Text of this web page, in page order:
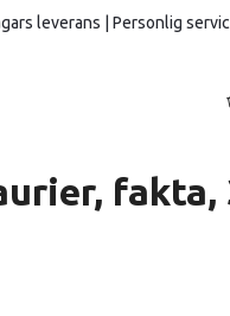
leverans | Personlig
fakta,